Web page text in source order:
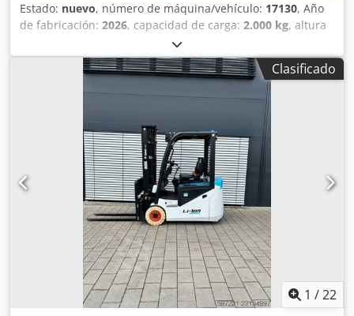
Estado: nuevo, número de máquina/vehículo: 17130, Año
de fabricación: 2026, capacidad de carga: 2.000 kg, altura
, ascensor libre:
de carga:500 mm, tipo de combustible:eléctrico, tipo de
triple, altura de construcción:2.215 mm, voltaje de
51,2 V , longitud de la horquilla: 1.200 mm
200/50-10 non-marking
tamaño del neumático trasero:
16x6-8 non marking
3.790 kg, 5174822 Número de serie: OBA07-000027
Especificaciones de la batería: 51,2 V, 277 Ah Djdezfd D
Ispfx Am Sskr
Clasificado
1 /22